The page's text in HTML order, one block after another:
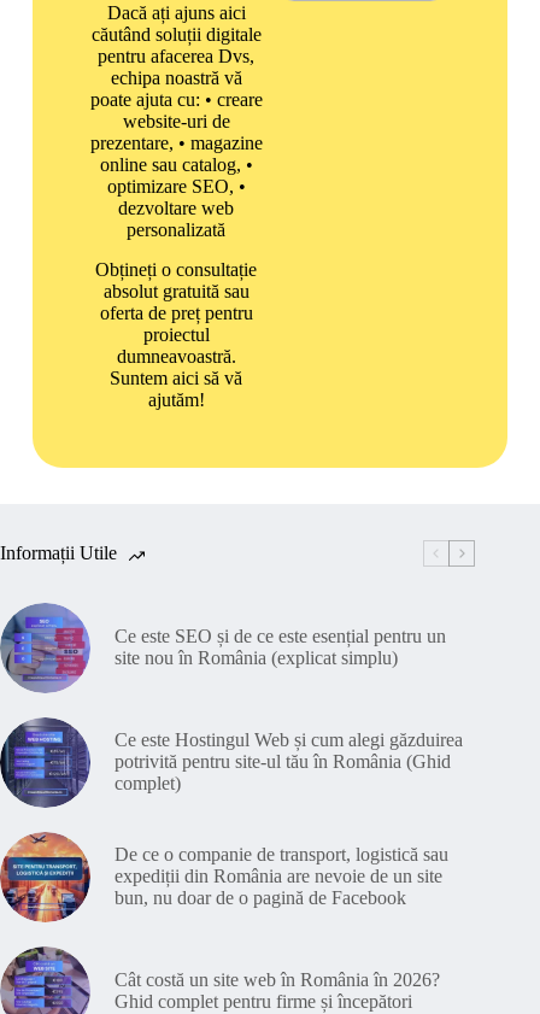
Dacă ați ajuns aici
căutând soluții digitale
pentru afacerea Dvs,
echipa noastră vă
poate ajuta cu: • creare
website-uri de
prezentare, • magazine
online sau catalog, •
optimizare SEO, •
dezvoltare web
personalizată
Obțineți o consultație
absolut gratuită sau
oferta de preț pentru
proiectul
dumneavoastră.
Suntem aici să vă
ajutăm!
Informații Utile
Ce este SEO și de ce este esențial pentru un
site nou în România (explicat simplu)
Ce este Hostingul Web și cum alegi găzduirea
potrivită pentru site-ul tău în România (Ghid
complet)
De ce o companie de transport, logistică sau
expediții din România are nevoie de un site
bun, nu doar de o pagină de Facebook
Cât costă un site web în România în 2026?
Ghid complet pentru firme și începători